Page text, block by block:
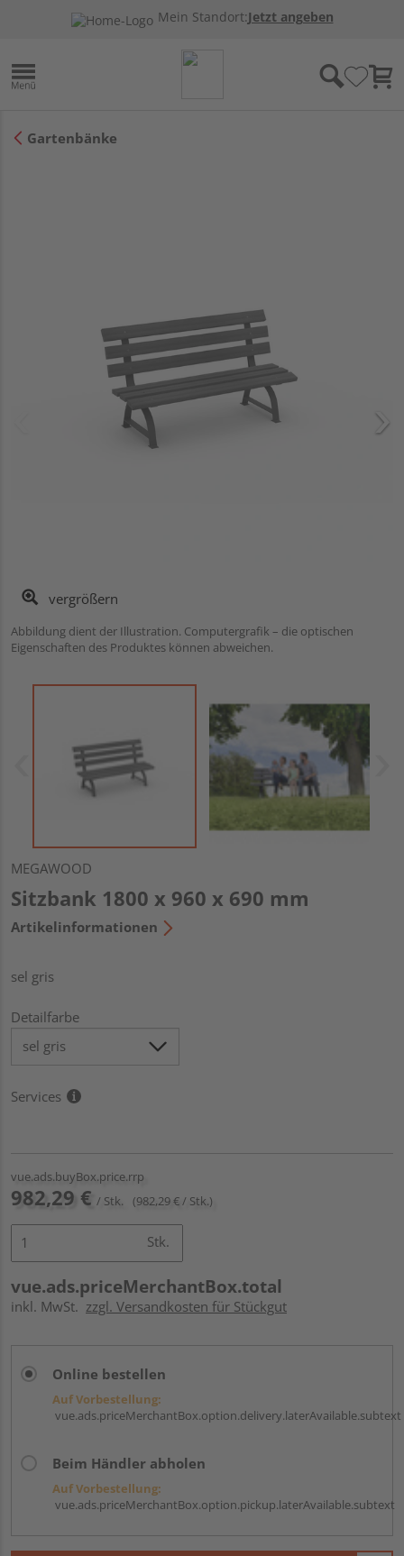
Mein Standort:Jetzt angeben
Gartenbänke
vergrößern
Abbildung dient der Illustration. Computergrafik – die optischen
Eigenschaften des Produktes können abweichen.
MEGAWOOD
Sitzbank 1800 x 960 x 690 mm
Artikelinformationen
sel gris
Detailfarbe
Services
vue.ads.buyBox.price.rrp
982,29 € / Stk. (982,29 € / Stk.)
Stk.
vue.ads.priceMerchantBox.total
inkl. MwSt. zzgl. Versandkosten für Stückgut
Online bestellen
Auf Vorbestellung:
vue.ads.priceMerchantBox.option.delivery.laterAvailable.subtext
Beim Händler abholen
Auf Vorbestellung:
vue.ads.priceMerchantBox.option.pickup.laterAvailable.subtext